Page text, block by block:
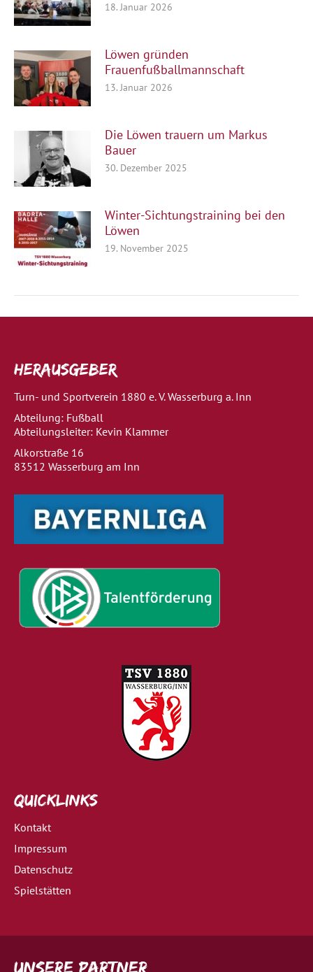
18. Januar 2026
Löwen gründen
Frauenfußballmannschaft
13. Januar 2026
Die Löwen trauern um Markus
Bauer
30. Dezember 2025
Winter-Sichtungstraining bei den
Löwen
19. November 2025
Herausgeber
Turn- und Sportverein 1880 e. V. Wasserburg a. Inn
Abteilung: Fußball
Abteilungsleiter: Kevin Klammer
Alkorstraße 16
83512 Wasserburg am Inn
Quicklinks
Kontakt
Impressum
Datenschutz
Spielstätten
Unsere Partner